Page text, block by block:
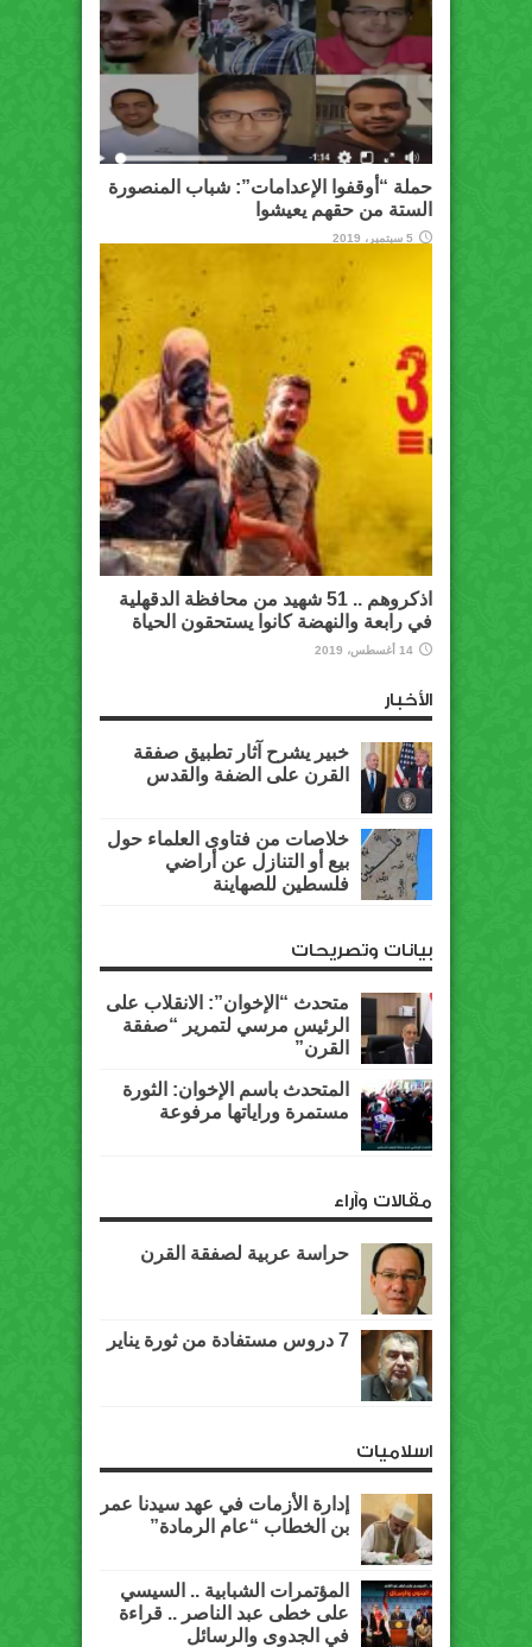
حملة “أوقفوا الإعدامات”: شباب المنصورة
الستة من حقهم يعيشوا
5 سبتمبر، 2019
اذكروهم .. 51 شهيد من محافظة الدقهلية
في رابعة والنهضة كانوا يستحقون الحياة
14 أغسطس، 2019
الأخبار
خبير يشرح آثار تطبيق صفقة
القرن على الضفة والقدس
خلاصات من فتاوى العلماء حول
بيع أو التنازل عن أراضي
فلسطين للصهاينة
بيانات وتصريحات
متحدث “الإخوان”: الانقلاب على
الرئيس مرسي لتمرير “صفقة
القرن”
المتحدث باسم الإخوان: الثورة
مستمرة وراياتها مرفوعة
مقالات وآراء
حراسة عربية لصفقة القرن
7 دروس مستفادة من ثورة يناير
اسلاميات
إدارة الأزمات في عهد سيدنا عمر
بن الخطاب “عام الرمادة”
المؤتمرات الشبابية .. السيسي
على خطى عبد الناصر .. قراءة
في الجدوى والرسائل